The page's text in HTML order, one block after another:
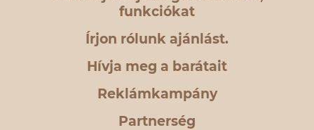
funkciókat
Írjon rólunk ajánlást.
Hívja meg a barátait
Reklámkampány
Partnerség